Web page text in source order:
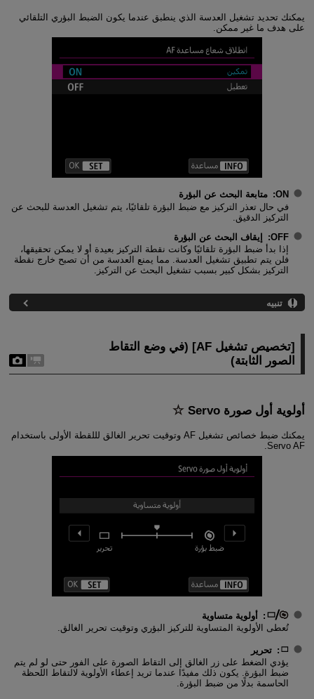
يمكنك تحديد تشغيل العدسة الذي ينطبق عندما يكون الضبط البؤري التلقائي
على هدف ما غير ممكن.
ON
: متابعة البحث عن البؤرة
في حال تعذر التركيز مع ضبط البؤرة تلقائيًا، يتم تشغيل العدسة للبحث عن
التركيز الدقيق.
OFF
: إيقاف البحث عن البؤرة
إذا بدأ ضبط البؤرة تلقائيًا وكانت نقطة التركيز بعيدة أو لا يمكن تحقيقها،
فلن يتم تطبيق تشغيل العدسة. مما يمنع العدسة من أن تصبح خارج نقطة
التركيز بشكل كبير بسبب تشغيل البحث عن التركيز.
تنبيه
[تخصيص تشغيل AF
] (في وضع التقاط
الصور الثابتة)
أولوية أول صورة Servo
يمكنك ضبط خصائص تشغيل AF وتوقيت تحرير الغالق لللقطة الأولى باستخدام
Servo AF.
: أولوية متساوية
تُعطى الأولوية المتساوية للتركيز البؤري وتوقيت تحرير الغالق.
:تحرير
يؤدي الضغط على زر الغالق إلى التقاط الصورة على الفور حتى لو لم يتم
ضبط البؤرة. يكون ذلك مفيدًا عندما تريد إعطاء الأولوية لالتقاط اللحظة
الحاسمة بدلًا من ضبط البؤرة.